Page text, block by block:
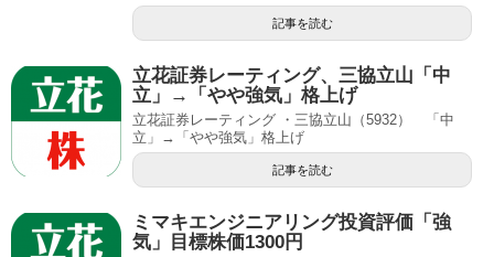
記事を読む
立花証券レーティング、三協立山「中
立」→「やや強気」格上げ
立花証券レーティング ・三協立山（5932） 「中
立」→「やや強気」格上げ
記事を読む
ミマキエンジニアリング投資評価「強
気」目標株価1300円